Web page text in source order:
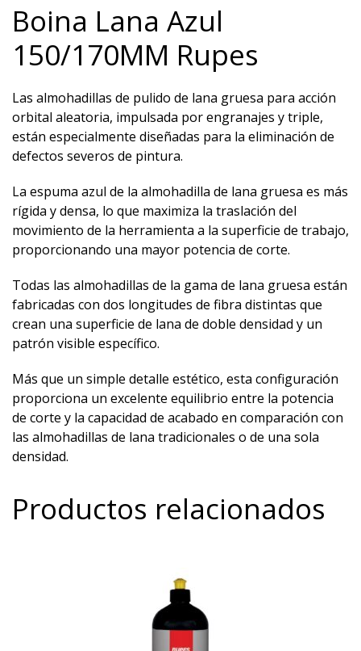
Boina Lana Azul
150/170MM Rupes
Las almohadillas de pulido de lana gruesa para acción
orbital aleatoria, impulsada por engranajes y triple,
están especialmente diseñadas para la eliminación de
defectos severos de pintura.
La espuma azul de la almohadilla de lana gruesa es más
rígida y densa, lo que maximiza la traslación del
movimiento de la herramienta a la superficie de trabajo,
proporcionando una mayor potencia de corte.
Todas las almohadillas de la gama de lana gruesa están
fabricadas con dos longitudes de fibra distintas que
crean una superficie de lana de doble densidad y un
patrón visible específico.
Más que un simple detalle estético, esta configuración
proporciona un excelente equilibrio entre la potencia
de corte y la capacidad de acabado en comparación con
las almohadillas de lana tradicionales o de una sola
densidad.
Productos relacionados